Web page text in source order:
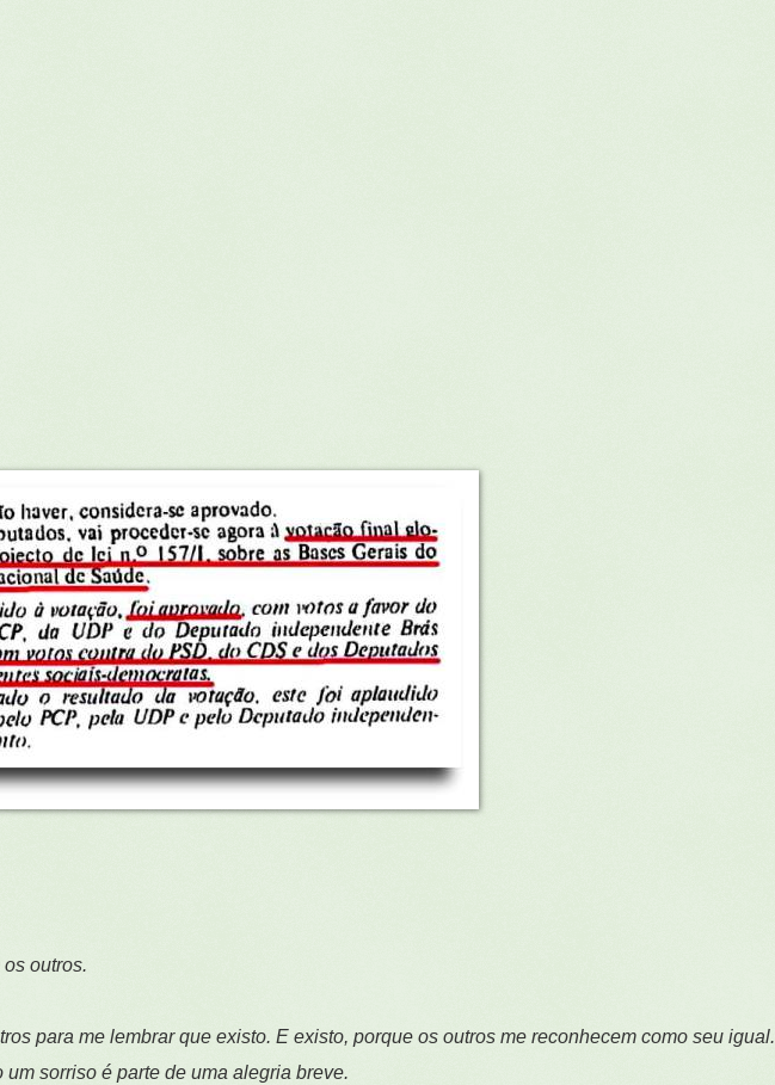
outros.
para me lembrar que existo. E existo, porque os outros me reconhecem como seu igual.
sorriso é parte de uma alegria breve.